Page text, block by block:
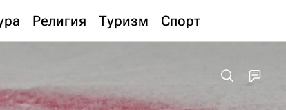
Религия Туризм Спорт